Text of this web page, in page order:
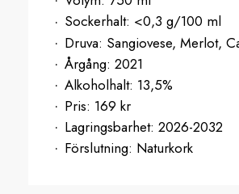
Sockerhalt: <0,3 g/100 ml
Druva: Sangiovese, Merlot,
Årgång: 2021
Alkoholhalt: 13,5%
Pris: 169 kr
Lagringsbarhet: 2026-2032
Förslutning: Naturkork